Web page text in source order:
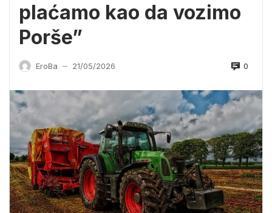
plaćamo kao da vozimo
Porše”
EroBa — 21/05/2026 0